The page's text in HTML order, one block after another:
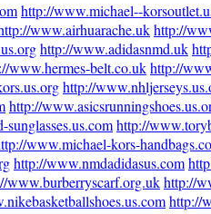
http://www.michael--
www.airhuarache.ukhttp://
http://www.adidasnmd.uk
www.hermes-belt.co.ukhttp://
http://
http://
http://
www.michael-kors-
http://www.nmdadidasus.com
www.burberryscarf.org.ukhttp://
http://